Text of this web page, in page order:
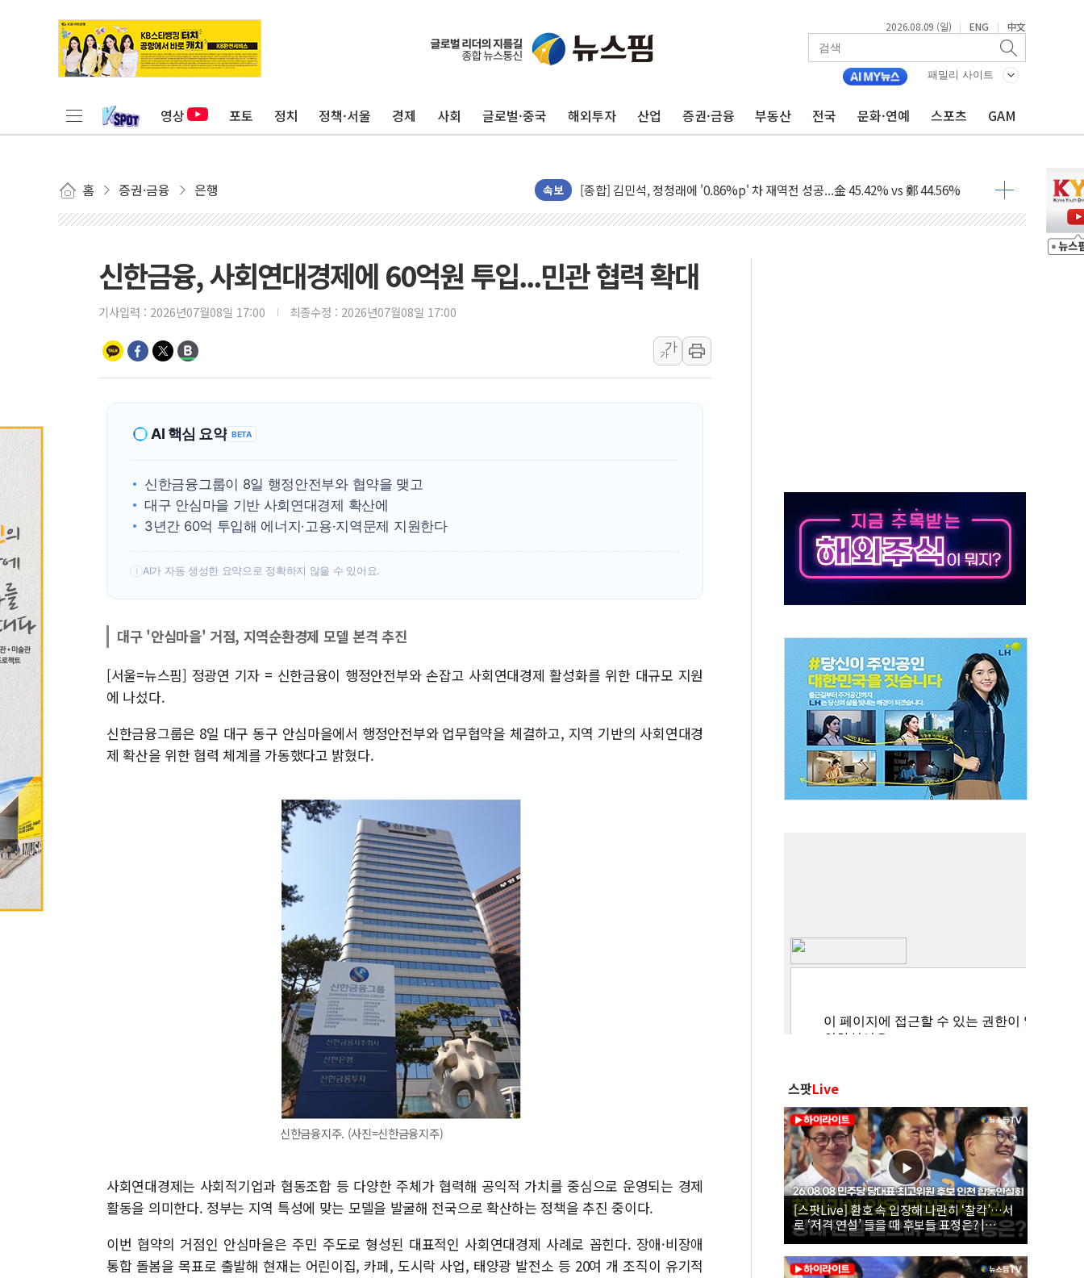
2026.08.09 (일) | ENG | 中文
패밀리 사이트
영상 포토 정치 정책·서울 경제 사회 글로벌·중국 해외투자 산업 증권·금융 부동산 전국 문화·연예 스포츠 GAM
홈 증권·금융 은행 속보
포항시 재난예산 40억 긴급 투입…고수온 양식장 복구·지원 '총력'
울진·영덕 '호우특보'-포항 '산사태 주의보'...경북도, 호우 피해·통제구간 없어
인천 합동연설회 나선 송영길·정청래·김민석 당대표 후보
김민석, 2주차 제주·인천 경선서 정청래에 승리...47.75% vs 42.08%
[속보] 민주, 제주·인천 경선 결과 발표...김민석 47.75% 정청래 42.08%
[속보] 민주, 인천 경선 결과 발표...김민석 45.09% 정청래 43.27% 송영길 11.63%
이번주 국내 주요 금융일정(8.10~8.14)
美, 이란전 출구전략 만지작…공습 한계·탄약 부족 현실화
강릉·동해·삼척 시간당 최대 50㎜ 폭우…강원 동해안 강한 비 이어져
폐기물 수거하다 참변…60대 환경미화원 수거차에 치여 사망
추미애, '위안부' 피해자 기림의 날 참석..."국제적 시민 연대로 목소리 내야"
인천 선재도 갯벌서 해루질 중 실종 60대 나흘만에 숨진 채 발견
인천서 말다툼 중 어머니 흉기 살해 10대 아들 체포
'화합' 꺼낸 김민석에 '뻔뻔' 받아친 정청래…제주 연설서 신경전 고조
신한금융, 사회연대경제에 60억원 투입...민관 협력 확대
기사입력 : 2026년07월08일 17:00 최종수정 : 2026년07월08일 17:00
가
가
AI 핵심 요약 BETA
신한금융그룹이 8일 행정안전부와 협약을 맺고
대구 안심마을 기반 사회연대경제 확산에
3년간 60억 투입해 에너지·고용·지역문제 지원한다
! AI가 자동 생성한 요약으로 정확하지 않을 수 있어요.
대구 '안심마을' 거점, 지역순환경제 모델 본격 추진
[서울=뉴스핌] 정광연 기자 = 신한금융이 행정안전부와 손잡고 사회연대경제 활성화를 위한 대규모 지원
에 나섰다.
신한금융그룹은 8일 대구 동구 안심마을에서 행정안전부와 업무협약을 체결하고, 지역 기반의 사회연대경
제 확산을 위한 협력 체계를 가동했다고 밝혔다.
신한금융지주. (사진=신한금융지주)
사회연대경제는 사회적기업과 협동조합 등 다양한 주체가 협력해 공익적 가치를 중심으로 운영되는 경제
활동을 의미한다. 정부는 지역 특성에 맞는 모델을 발굴해 전국으로 확산하는 정책을 추진 중이다.
이번 협약의 거점인 안심마을은 주민 주도로 형성된 대표적인 사회연대경제 사례로 꼽힌다. 장애·비장애
통합 돌봄을 목표로 출발해 현재는 어린이집, 카페, 도시락 사업, 태양광 발전소 등 20여 개 조직이 유기적
스팟Live
[스팟Live] 환호 속 입장해 나란히 ‘찰칵’…서
로 ‘저격 연설’ 들을 때 후보들 표정은? |
26.08.08 더불어민주당 당대표·최고위원 후
보 인천 합동연설회